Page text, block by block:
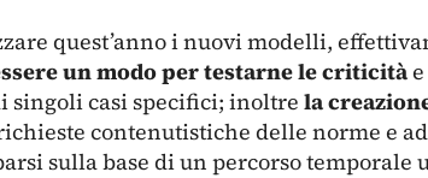
quest’anno i nuovi modelli,
un modo per testarne le criticità
casi specifici; inoltrela
contenutistiche delle norme e
sulla base di un percorso